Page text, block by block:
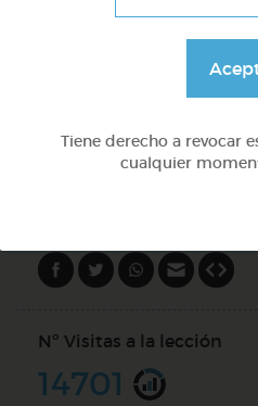
Nº Visitas a la lección
14701
Tiene derecho a revocar
cualquier